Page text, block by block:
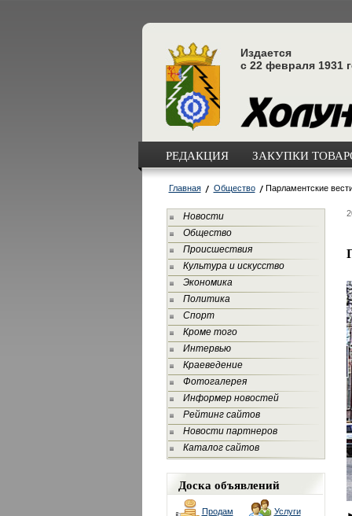
Издается
с 22 февраля 1931
РЕДАКЦИЯ ЗАКУПКИ
Главная Общество Парламентские
Новости
Общество
Происшествия
Культура и искусство
Экономика
Политика
Спорт
Кроме того
Интервью
Краеведение
Фотогалерея
Информер новостей
Рейтинг сайтов
Новости партнеров
Каталог сайтов
Доска объявлений
Продам Услуги